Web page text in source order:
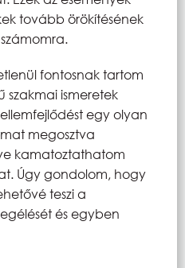
tovább örökítésének
fontosnak tartom
szakmai ismeretek
egy olyan
megosztva
kamatoztathatom
Úgy gondolom, hogy
teszi a
és egyben